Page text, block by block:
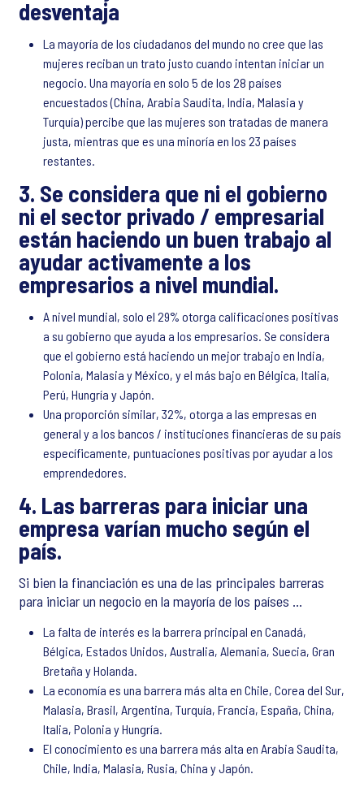
desventaja
La mayoría de los ciudadanos del mundo no cree que las
mujeres reciban un trato justo cuando intentan iniciar un
negocio. Una mayoría en solo 5 de los 28 países
encuestados (China, Arabia Saudita, India, Malasia y
Turquía) percibe que las mujeres son tratadas de manera
justa, mientras que es una minoría en los 23 países
restantes.
3. Se considera que ni el gobierno
ni el sector privado / empresarial
están haciendo un buen trabajo al
ayudar activamente a los
empresarios a nivel mundial.
A nivel mundial, solo el 29% otorga calificaciones positivas
a su gobierno que ayuda a los empresarios. Se considera
que el gobierno está haciendo un mejor trabajo en India,
Polonia, Malasia y México, y el más bajo en Bélgica, Italia,
Perú, Hungría y Japón.
Una proporción similar, 32%, otorga a las empresas en
general y a los bancos / instituciones financieras de su país
específicamente, puntuaciones positivas por ayudar a los
emprendedores.
4. Las barreras para iniciar una
empresa varían mucho según el
país.
Si bien la financiación es una de las principales barreras
para iniciar un negocio en la mayoría de los países ...
La falta de interés es la barrera principal en Canadá,
Bélgica, Estados Unidos, Australia, Alemania, Suecia, Gran
Bretaña y Holanda.
La economía es una barrera más alta en Chile, Corea del Sur,
Malasia, Brasil, Argentina, Turquía, Francia, España, China,
Italia, Polonia y Hungría.
El conocimiento es una barrera más alta en Arabia Saudita,
Chile, India, Malasia, Rusia, China y Japón.